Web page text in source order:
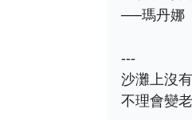
──瑪丹娜
---
沙灘上沒
不理會變